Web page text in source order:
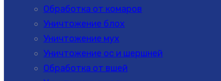
Обработка от комаров
Уничтожение блох
Уничтожение мух
Уничтожение ос и шершней
Обработка от вшей